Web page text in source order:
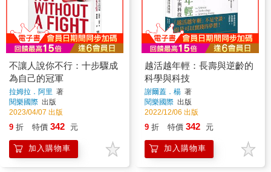
不讓人說你不行：十步驟成
為自己的冠軍
拉姆拉．阿里 著
閱樂國際 出版
2023/04/07 出版
9 折 特價 342 元
加入購物車
越活越年輕：長壽與逆齡的
科學與科技
謝爾蓋．楊 著
閱樂國際 出版
2022/12/06 出版
9 折 特價 342 元
加入購物車